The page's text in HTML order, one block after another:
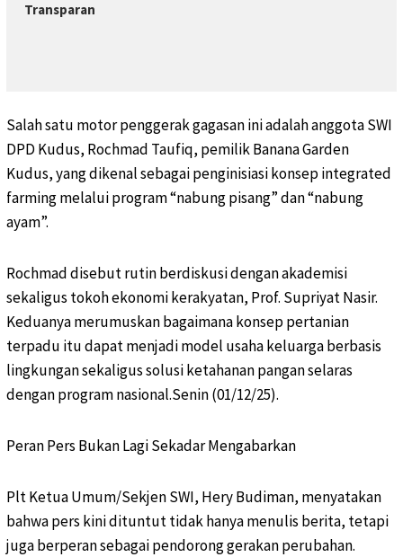
Transparan
Salah satu motor penggerak gagasan ini adalah anggota SWI
DPD Kudus, Rochmad Taufiq, pemilik Banana Garden
Kudus, yang dikenal sebagai penginisiasi konsep integrated
farming melalui program “nabung pisang” dan “nabung
ayam”.
Rochmad disebut rutin berdiskusi dengan akademisi
sekaligus tokoh ekonomi kerakyatan, Prof. Supriyat Nasir.
Keduanya merumuskan bagaimana konsep pertanian
terpadu itu dapat menjadi model usaha keluarga berbasis
lingkungan sekaligus solusi ketahanan pangan selaras
dengan program nasional.Senin (01/12/25).
Peran Pers Bukan Lagi Sekadar Mengabarkan
Plt Ketua Umum/Sekjen SWI, Hery Budiman, menyatakan
bahwa pers kini dituntut tidak hanya menulis berita, tetapi
juga berperan sebagai pendorong gerakan perubahan.